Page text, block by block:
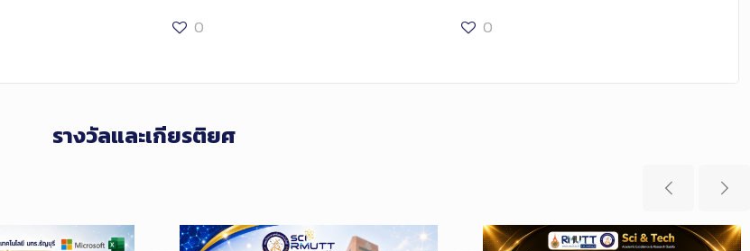
0 0
รางวัลและเกียรติยศ